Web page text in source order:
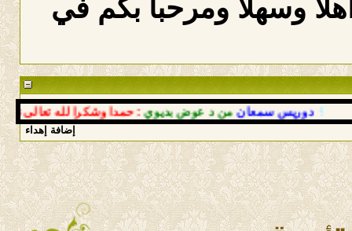
وسهلاً ومرحباً بكم في
دوريس سمعان من د عوض بديوي : حمدا وشكرا لله تعالى نرفعها
إضافة إهداء